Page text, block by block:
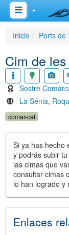
Inicio Ports de
Cim de
Sostre
La Sénia,
comar-cat
Si ya has hecho
y podrás subir
las cimas que
consultar cimas
lo han logrado y
Enlaces